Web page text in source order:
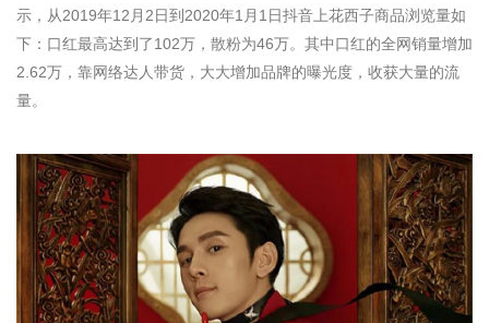
示，从2019年12月2日到2020年1月1日抖音上花西子商品浏览量如
下：口红最高达到了102万，散粉为46万。其中口红的全网销量增加
2.62万，靠网络达人带货，大大增加品牌的曝光度，收获大量的流
量。